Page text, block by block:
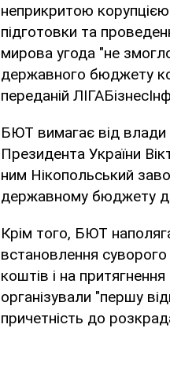
неприкритою
підготовки та
мирова угода "не
державного бюджету
переданій
БЮТ вимагає від влади
Президента України
ним Нікопольський
державному бюджету
Крім того, БЮТ
встановлення
коштів і на
організували "першу
причетність до